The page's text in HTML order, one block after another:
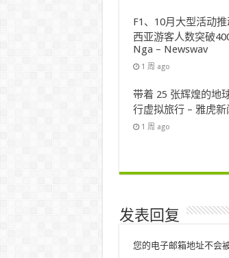
F1、10月大型活动
西亚游客人数突破
Nga – Newswav
1 周 ago
带着 25 张辉煌的地
行虚拟旅行 – 雅虎新
1 周 ago
发表回复
您的电子邮箱地址不会被